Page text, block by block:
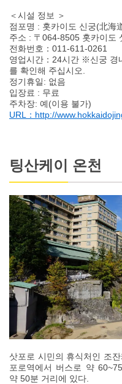
＜시설 정보 ＞
점포명 : 홋카이도 신궁(北海
주소 : 〒064-8505 홋카이도
전화번호：011-611-0261
영업시간：24시간 ※신궁 경
를 확인해 주십시오.
정기휴일: 없음
입장료 : 무료
주차장: 예(이용 불가)
URL：http://
팅산케이 온천
삿포로 시민의 휴식처인 조
포로역에서 버스로 약
약 50분 거리에 있다.